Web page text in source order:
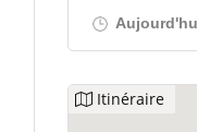
Itinéraire